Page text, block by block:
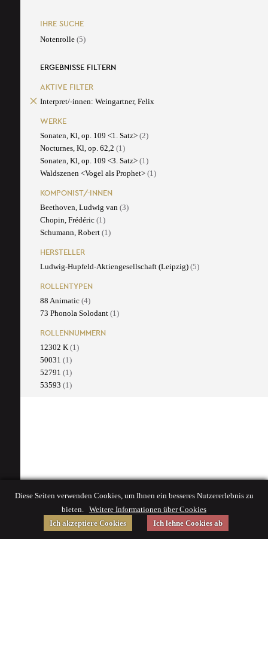
IHRE SUCHE
Notenrolle (5)
ERGEBNISSE FILTERN
AKTIVE FILTER
Interpret/-innen: Weingartner, Felix
WERKE
Sonaten, Kl, op. 109 <1. Satz> (2)
Nocturnes, Kl, op. 62,2 (1)
Sonaten, Kl, op. 109 <3. Satz> (1)
Waldszenen <Vogel als Prophet> (1)
KOMPONIST/-INNEN
Beethoven, Ludwig van (3)
Chopin, Frédéric (1)
Schumann, Robert (1)
HERSTELLER
Ludwig-Hupfeld-Aktiengesellschaft (Leipzig) (5)
ROLLENTYPEN
88 Animatic (4)
73 Phonola Solodant (1)
ROLLENNUMMERN
12302 K (1)
50031 (1)
52791 (1)
53593 (1)
Diese Seiten verwenden Cookies, um Ihnen ein besseres Nutzererlebnis zu
bieten. Weitere Informationen über Cookies
Ich akzeptiere Cookies
Ich lehne Cookies ab